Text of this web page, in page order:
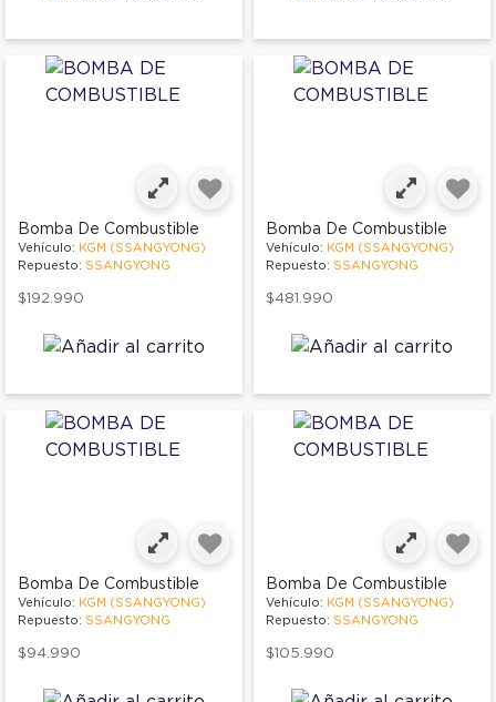
Bomba De Combustible
Vehículo: KGM (SSANGYONG)
Repuesto: SSANGYONG
$192.990
Bomba De Combustible
Vehículo: KGM (SSANGYONG)
Repuesto: SSANGYONG
$481.990
Bomba De Combustible
Vehículo: KGM (SSANGYONG)
Repuesto: SSANGYONG
$94.990
Bomba De Combustible
Vehículo: KGM (SSANGYONG)
Repuesto: SSANGYONG
$105.990